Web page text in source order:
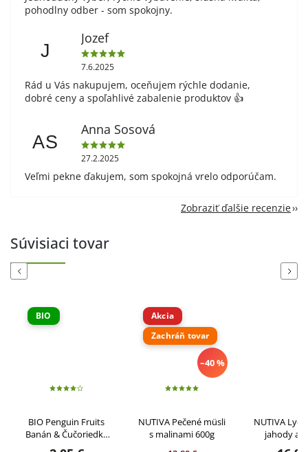
pohodlny odber - som spokojny.
J
Jozef
7.6.2025
Rád u Vás nakupujem, oceňujem rýchle dodanie,
dobré ceny a spoľahlivé zabalenie produktov 👍
AS
Anna Sosová
27.2.2025
Veľmi pekne ďakujem, som spokojná vrelo odporúčam.
Zobraziť ďalšie recenzie
Súvisiaci tovar
Previous
Fruits
& Čučoriedka
Zachráň tovar
NUTIVA Pečené müsli
s malinami 600g
NUTIVA Lyofilizované
jahody a sušené
Next